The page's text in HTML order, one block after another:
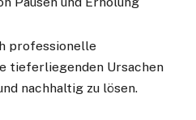
professionelle
tieferliegenden Ursachen
nachhaltig zu lösen.